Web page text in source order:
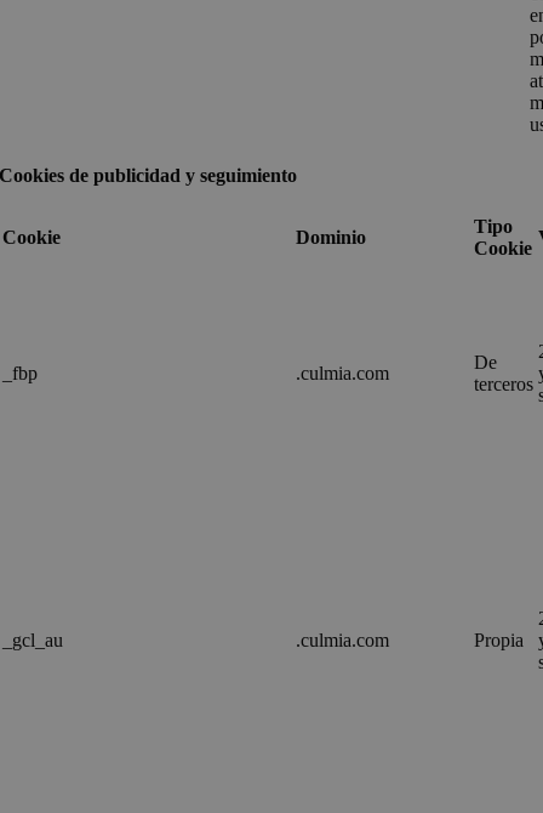
Cookies de publicidad y seguimiento
Cookie Dominio
Tipo
Cookie
_fbp .culmia.com
De
terceros
_gcl_au .culmia.com Propia